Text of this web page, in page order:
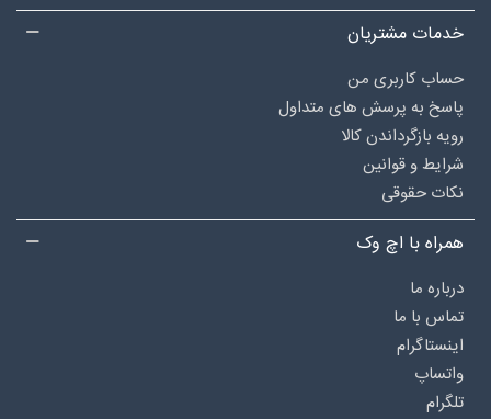
خدمات مشتریان
حساب کاربری من
پاسخ به پرسش های متداول
رویه بازگرداندن کالا
شرایط و قوانین
نکات حقوقی
همراه با اچ وک
درباره‌ ما
تماس با ما
اینستاگرام
واتساپ
تلگرام